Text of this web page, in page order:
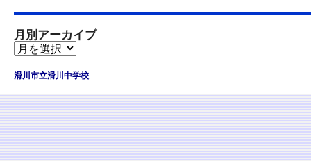
月別アーカイブ
滑川市立滑川中学校